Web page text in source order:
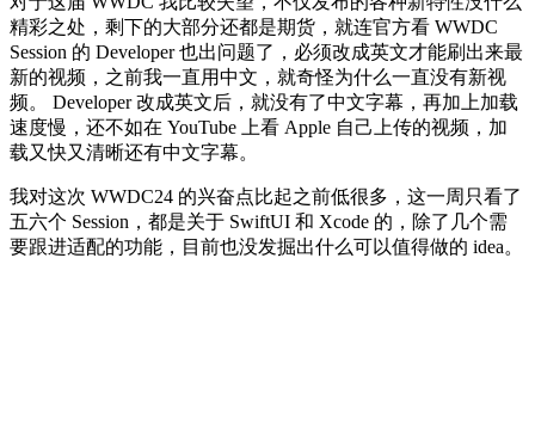
精彩之处，剩下的大部分还都是期货，就连官方看 WWDC
Session 的 Developer 也出问题了，必须改成英文才能刷出来最
新的视频，之前我一直用中文，就奇怪为什么一直没有新视
频。 Developer 改成英文后，就没有了中文字幕，再加上加载
速度慢，还不如在 YouTube 上看 Apple 自己上传的视频，加
载又快又清晰还有中文字幕。
我对这次 WWDC24 的兴奋点比起之前低很多，这一周只看了
五六个 Session，都是关于 SwiftUI 和 Xcode 的，除了几个需
要跟进适配的功能，目前也没发掘出什么可以值得做的 idea。